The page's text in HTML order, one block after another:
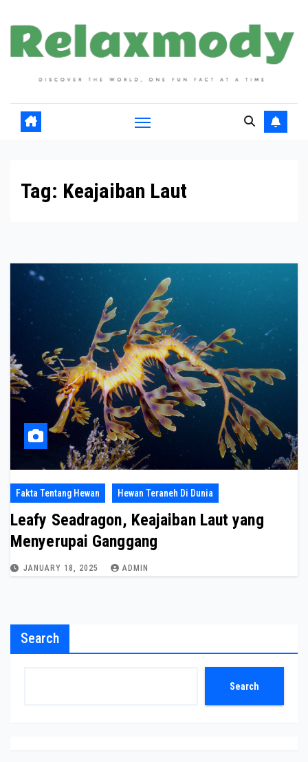
content
Tag: Keajaiban Laut
Fakta Tentang Hewan Hewan Teraneh Di Dunia
Leafy Seadragon, Keajaiban Laut yang
Menyerupai Ganggang
JANUARY 18, 2025 ADMIN
Search
Search